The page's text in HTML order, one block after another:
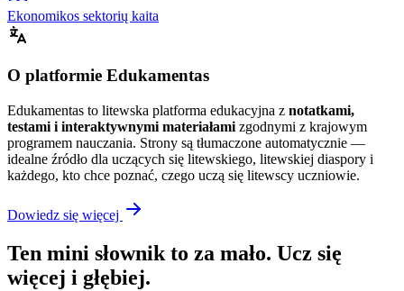
Ekonomikos sektorių kaita
O platformie Edukamentas
Edukamentas to litewska platforma edukacyjna z notatkami,
testami i interaktywnymi materiałami zgodnymi z krajowym
programem nauczania. Strony są tłumaczone automatycznie —
idealne źródło dla uczących się litewskiego, litewskiej diaspory i
każdego, kto chce poznać, czego uczą się litewscy uczniowie.
Dowiedz się więcej
Ten mini słownik to za mało. Ucz się
więcej i głębiej.